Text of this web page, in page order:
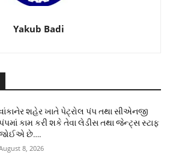
Yakub Badi
શહેર ખાતે પેટ્રોલ પંપ તથા સીએનજી
કામ કરી શકે તેવા લેડીસ તથા જેન્ટ્સ સ્ટાફ
છે….
8, 2026